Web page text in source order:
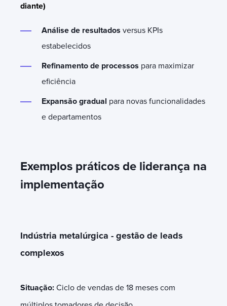
diante)
Análise de resultados versus KPIs
estabelecidos
Refinamento de processos para maximizar
eficiência
Expansão gradual para novas funcionalidades
e departamentos
Exemplos práticos de liderança na
implementação
Indústria metalúrgica - gestão de leads
complexos
Situação: Ciclo de vendas de 18 meses com